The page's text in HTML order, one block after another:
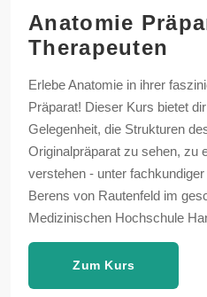
Anatomie
Therapeuten
Erlebe Anatomie in ihrer
Präparat! Dieser Kurs bietet
Gelegenheit, die Strukturen
Originalpräparat zu sehen, zu
verstehen - unter
Berens von Rautenfeld im
Medizinischen Hochschule
Zum Kurs